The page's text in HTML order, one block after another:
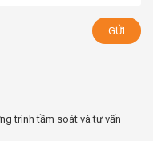
trình tầm soát và tư vấn